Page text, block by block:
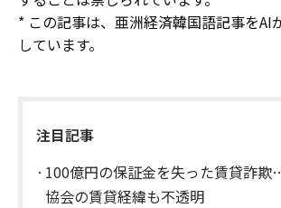
* この記事は、亜洲経済韓国語記事をAI
しています。
注目記事
100億円の保証金を失った賃貸詐
協会の賃貸経緯も不透明